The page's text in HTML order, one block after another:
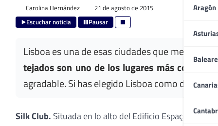
Aragón
Carolina Hernández| 21 de agosto de 2015
Escuchar noticia Pausar
Lisboa es una de esas ciudades que merece
tejados son uno de los lugares más
agradable. Si has elegido Lisboa como destino
Silk Club. Situada en lo alto del Edificio Espaço